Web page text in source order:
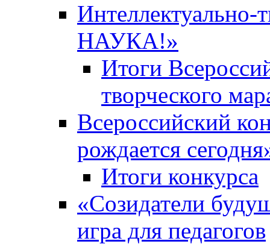
НАУКА!»
Итоги
творческого
Всероссийский
рождается
Итоги конкурса
«Cозидатели
игра для педагогов